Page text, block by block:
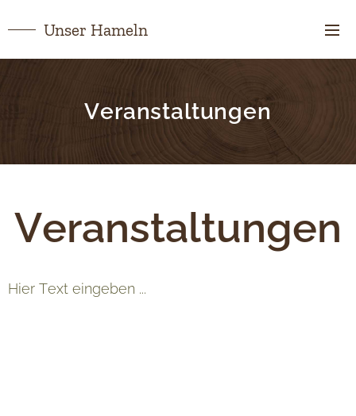
Unser Hameln
Veranstaltungen
Veranstaltungen
Hier Text eingeben ...